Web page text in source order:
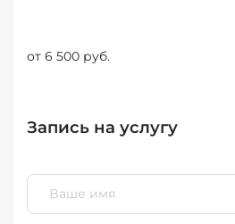
от 6 500 руб.
Запись на услугу